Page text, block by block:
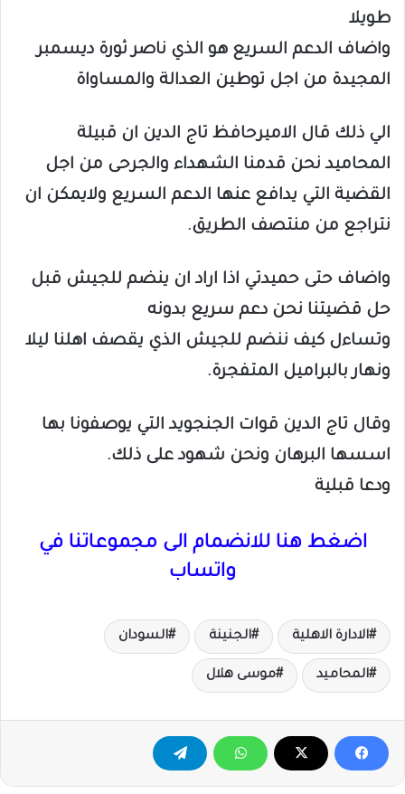
طويلا
واضاف الدعم السريع هو الذي ناصر ثورة ديسمبر
المجيدة من اجل توطين العدالة والمساواة
الي ذلك قال الاميرحافظ تاج الدين ان قبيلة
المحاميد نحن قدمنا الشهداء والجرحى من اجل
القضية التي يدافع عنها الدعم السريع ولايمكن ان
نتراجع من منتصف الطريق.
واضاف حتى حميدتي اذا اراد ان ينضم للجيش قبل
حل قضيتنا نحن دعم سريع بدونه
وتساءل كيف ننضم للجيش الذي يقصف اهلنا ليلا
ونهار بالبراميل المتفجرة.
وقال تاج الدين قوات الجنجويد التي يوصفونا بها
اسسها البرهان ونحن شهود على ذلك.
ودعا قبلية
اضغط هنا للانضمام الى مجموعاتنا في
واتساب
الادارة الاهلية الجنينة السودان
المحاميد موسى هلال